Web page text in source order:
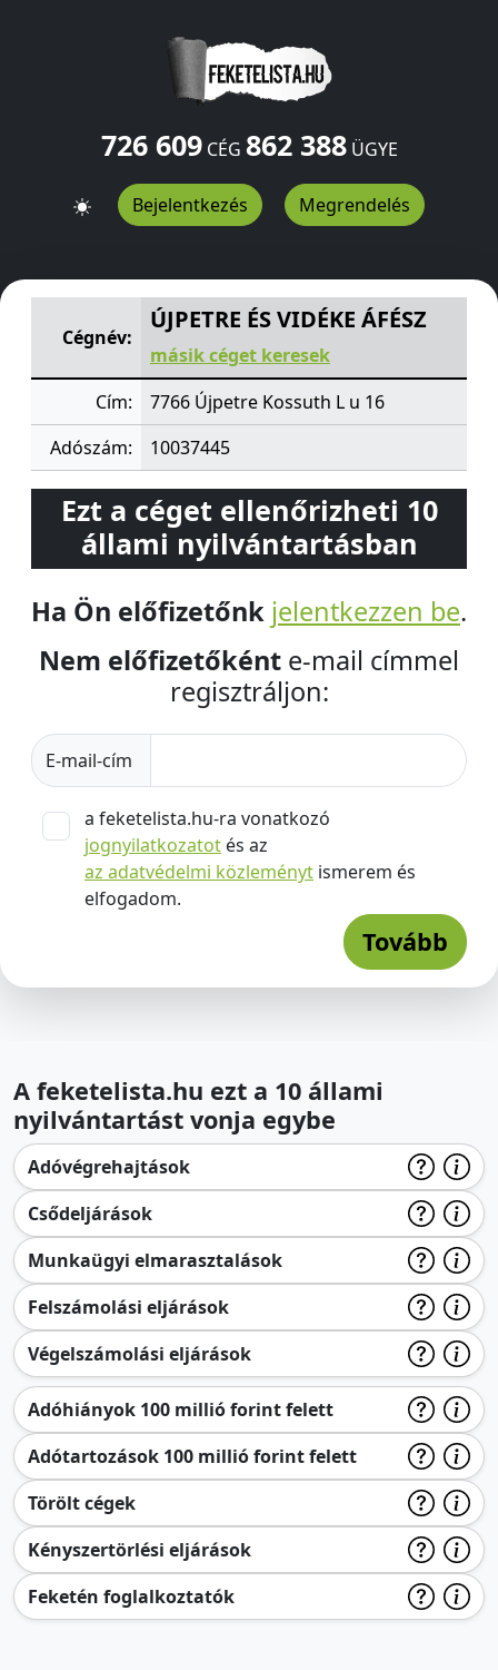
726 609CÉG 862 388ÜGYE
Bejelentkezés Megrendelés
ÚJPETRE ÉS VIDÉKE ÁFÉSZ Kossuth L u 16 Újpetre
Cégnév:
ÚJPETRE ÉS VIDÉKE ÁFÉSZ
másik céget keresek
Cím:
7766 Újpetre Kossuth L u 16
Adószám:
10037445
Ezt a céget ellenőrizheti 10
állami nyilvántartásban
Ha Ön előfizetőnk jelentkezzen be.
Nem előfizetőként e-mail címmel
regisztráljon:
E-mail-cím
a feketelista.hu-ra vonatkozó
jognyilatkozatot és az
az adatvédelmi közleményt ismerem és
elfogadom.
Tovább
A feketelista.hu ezt a 10 állami
nyilvántartást vonja egybe
Adóvégrehajtások
Csődeljárások
Munkaügyi elmarasztalások
Felszámolási eljárások
Végelszámolási eljárások
Adóhiányok 100 millió forint felett
Adótartozások 100 millió forint felett
Törölt cégek
Kényszertörlési eljárások
Feketén foglalkoztatók